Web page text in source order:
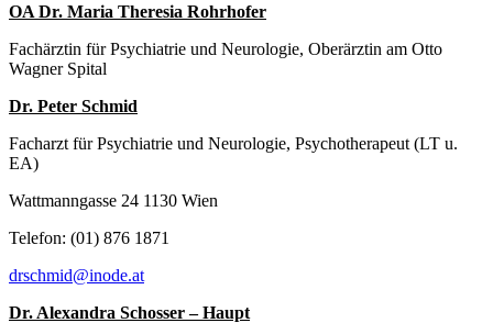
OA Dr. Maria Theresia Rohrhofer
Fachärztin für Psychiatrie und Neurologie, Oberärztin am Otto
Wagner Spital
Dr. Peter Schmid
Facharzt für Psychiatrie und Neurologie, Psychotherapeut (LT u.
EA)
Wattmanngasse 24 1130 Wien
Telefon: (01) 876 1871
drschmid@inode.at
Dr. Alexandra Schosser – Haupt